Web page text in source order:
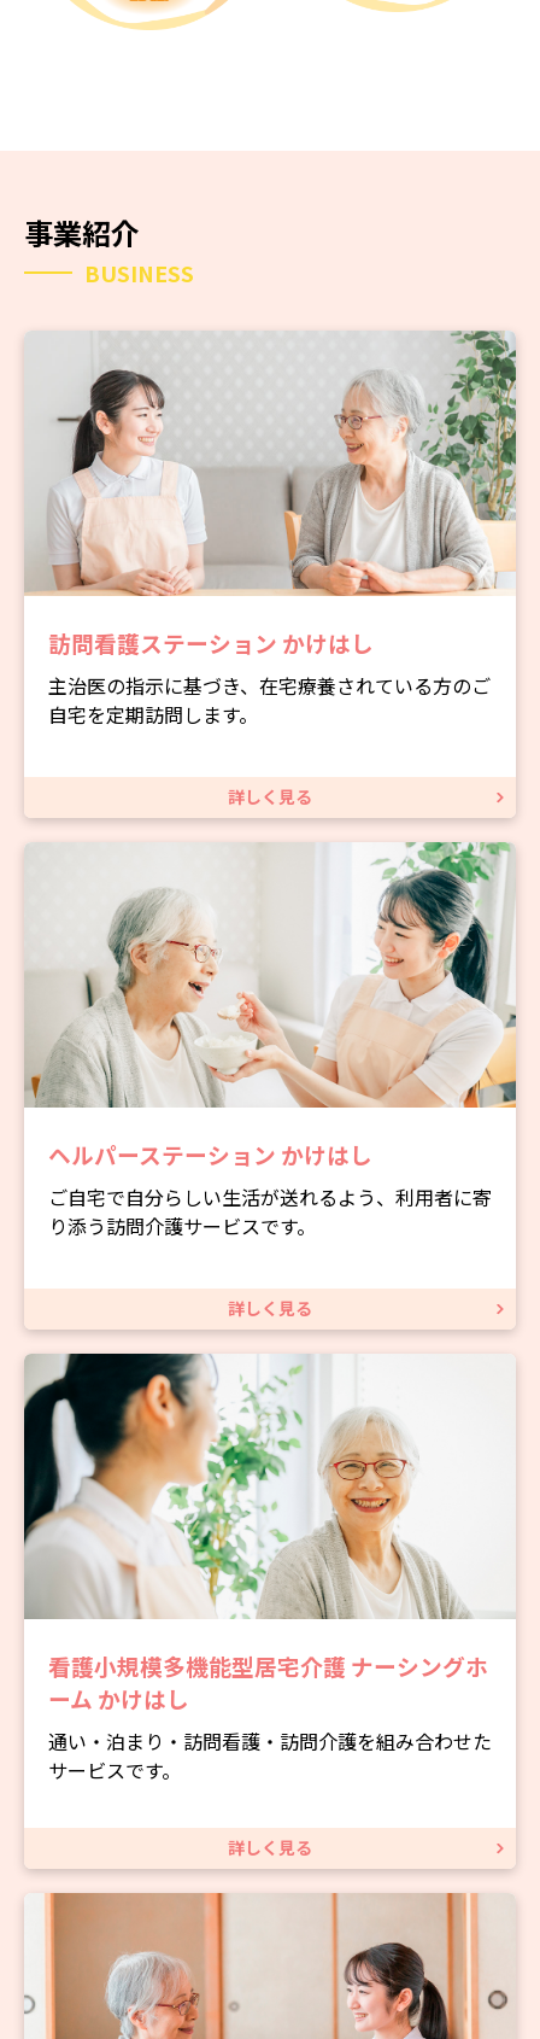
事業紹介
BUSINESS
訪問看護ステーション かけはし
主治医の指示に基づき、在宅療養されている方のご
自宅を定期訪問します。
詳しく見る
ヘルパーステーション かけはし
ご自宅で自分らしい生活が送れるよう、利用者に寄
り添う訪問介護サービスです。
詳しく見る
看護小規模多機能型居宅介護 ナーシングホ
ーム かけはし
通い・泊まり・訪問看護・訪問介護を組み合わせた
サービスです。
詳しく見る